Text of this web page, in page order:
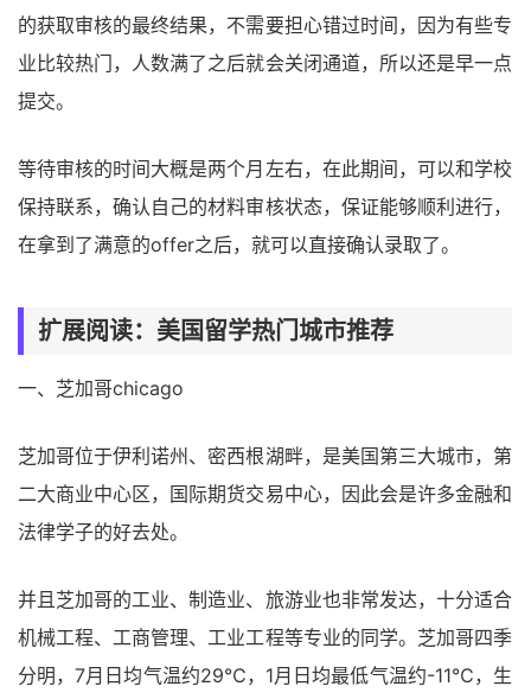
的获取审核的最终结果，不需要担心错过时间，因为有些专
业比较热门，人数满了之后就会关闭通道，所以还是早一点
提交。
等待审核的时间大概是两个月左右，在此期间，可以和学校
保持联系，确认自己的材料审核状态，保证能够顺利进行，
在拿到了满意的offer之后，就可以直接确认录取了。
扩展阅读：美国留学热门城市推荐
一、芝加哥chicago
芝加哥位于伊利诺州、密西根湖畔，是美国第三大城市，第
二大商业中心区，国际期货交易中心，因此会是许多金融和
法律学子的好去处。
并且芝加哥的工业、制造业、旅游业也非常发达，十分适合
机械工程、工商管理、工业工程等专业的同学。芝加哥四季
分明，7月日均气温约29℃，1月日均最低气温约-11℃，生